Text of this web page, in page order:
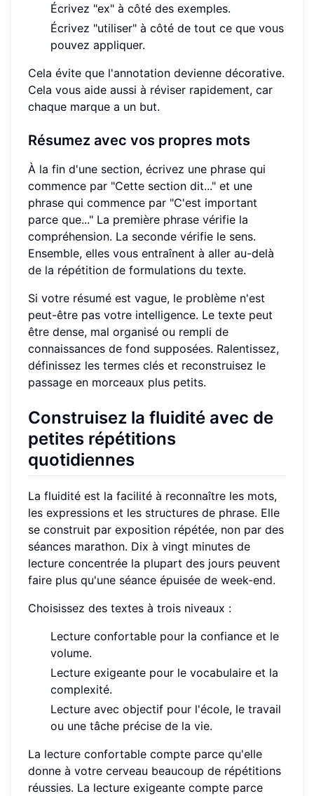
Écrivez "ex" à côté des exemples.
Écrivez "utiliser" à côté de tout ce que vous
pouvez appliquer.
Cela évite que l'annotation devienne décorative.
Cela vous aide aussi à réviser rapidement, car
chaque marque a un but.
Résumez avec vos propres mots
À la fin d'une section, écrivez une phrase qui
commence par "Cette section dit..." et une
phrase qui commence par "C'est important
parce que..." La première phrase vérifie la
compréhension. La seconde vérifie le sens.
Ensemble, elles vous entraînent à aller au-delà
de la répétition de formulations du texte.
Si votre résumé est vague, le problème n'est
peut-être pas votre intelligence. Le texte peut
être dense, mal organisé ou rempli de
connaissances de fond supposées. Ralentissez,
définissez les termes clés et reconstruisez le
passage en morceaux plus petits.
Construisez la fluidité avec de
petites répétitions
quotidiennes
La fluidité est la facilité à reconnaître les mots,
les expressions et les structures de phrase. Elle
se construit par exposition répétée, non par des
séances marathon. Dix à vingt minutes de
lecture concentrée la plupart des jours peuvent
faire plus qu'une séance épuisée de week-end.
Choisissez des textes à trois niveaux :
Lecture confortable pour la confiance et le
volume.
Lecture exigeante pour le vocabulaire et la
complexité.
Lecture avec objectif pour l'école, le travail
ou une tâche précise de la vie.
La lecture confortable compte parce qu'elle
donne à votre cerveau beaucoup de répétitions
réussies. La lecture exigeante compte parce